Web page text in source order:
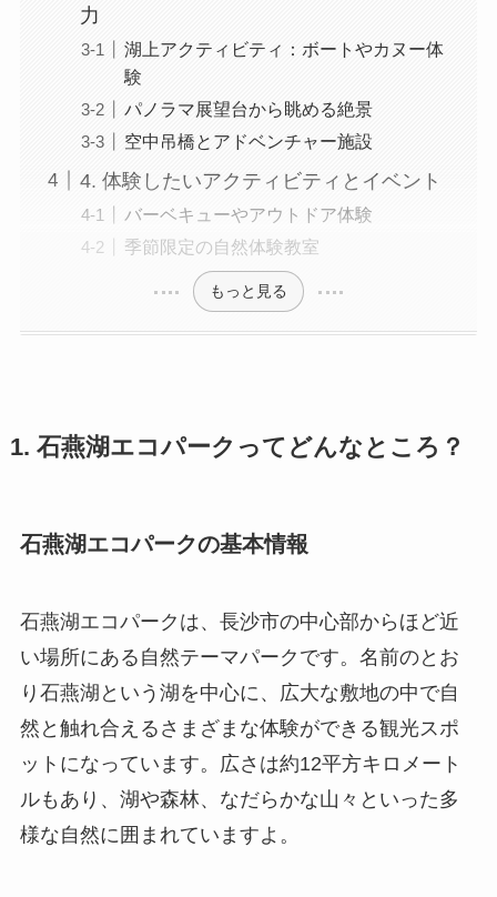
力
湖上アクティビティ：ボートやカヌー体
験
パノラマ展望台から眺める絶景
空中吊橋とアドベンチャー施設
4. 体験したいアクティビティとイベント
バーベキューやアウトドア体験
季節限定の自然体験教室
もっと見る
1. 石燕湖エコパークってどんなところ？
石燕湖エコパークの基本情報
石燕湖エコパークは、長沙市の中心部からほど近
い場所にある自然テーマパークです。名前のとお
り石燕湖という湖を中心に、広大な敷地の中で自
然と触れ合えるさまざまな体験ができる観光スポ
ットになっています。広さは約12平方キロメート
ルもあり、湖や森林、なだらかな山々といった多
様な自然に囲まれていますよ。